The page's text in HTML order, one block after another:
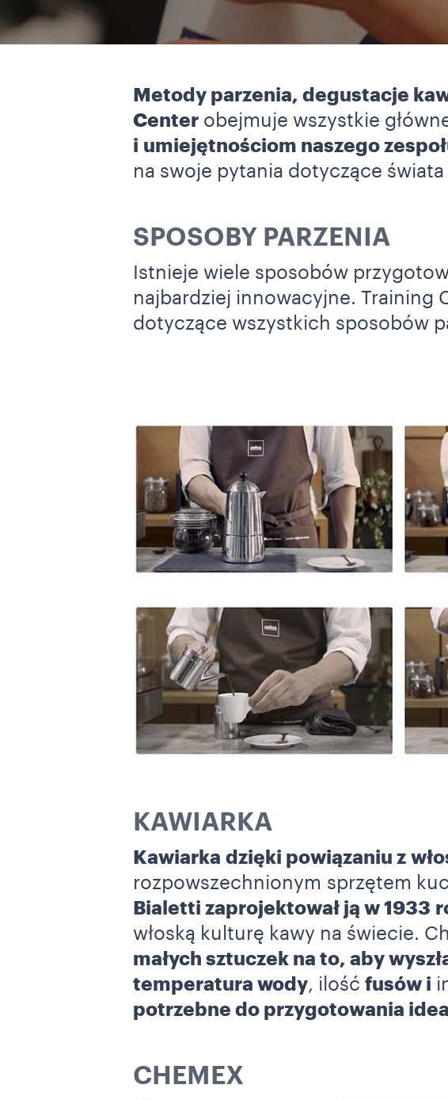
Metody parzenia, degustacje
Center obejmuje wszystkie
i umiejętnościom naszego
na swoje pytania dotyczące świata
SPOSOBY PARZENIA
Istnieje wiele sposobów
najbardziej innowacyjne. Training
dotyczące wszystkich sposobów
KAWIARKA
Kawiarka dzięki powiązaniu z
rozpowszechnionym sprzętem
Bialetti zaprojektował ją w 1933
włoską kulturę kawy na świecie.
małych sztuczek na to, aby
temperatura wody, ilość fusów i
potrzebne do przygotowania
CHEMEX